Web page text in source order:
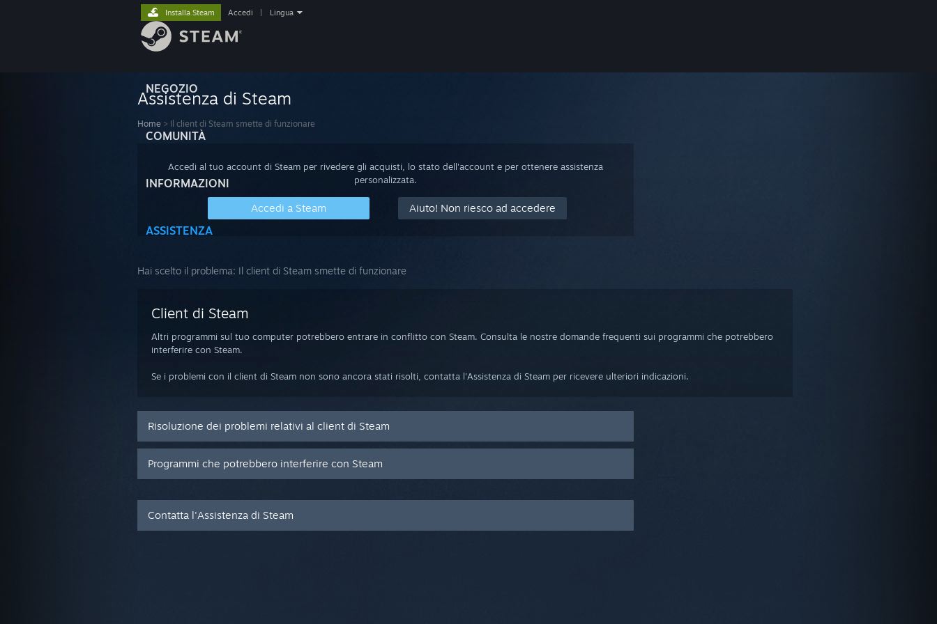
NEGOZIO
COMUNITÀ
INFORMAZIONI
ASSISTENZA
Installa Steam Accedi Lingua
Assistenza di Steam
Home > Il client di Steam smette di funzionare
Accedi al tuo account di Steam per rivedere gli acquisti, lo stato dell'account e per ottenere assistenza
personalizzata.
Accedi a Steam Aiuto! Non riesco ad accedere
Hai scelto il problema: Il client di Steam smette di funzionare
Client di Steam
Altri programmi sul tuo computer potrebbero entrare in conflitto con Steam. Consulta le nostre domande frequenti sui programmi che potrebbero
interferire con Steam.
Se i problemi con il client di Steam non sono ancora stati risolti, contatta l'Assistenza di Steam per ricevere ulteriori indicazioni.
Risoluzione dei problemi relativi al client di Steam
Programmi che potrebbero interferire con Steam
Contatta l'Assistenza di Steam